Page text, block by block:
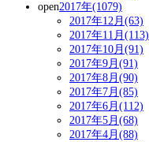
open2017年(1079)
2017年12月(63)
2017年11月(113)
2017年10月(91)
2017年9月(91)
2017年8月(90)
2017年7月(85)
2017年6月(112)
2017年5月(68)
2017年4月(88)